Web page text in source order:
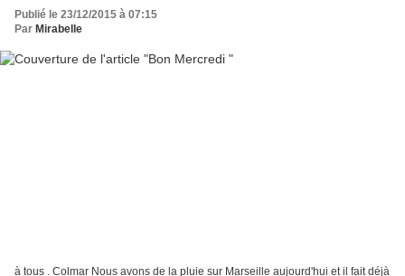
Publié le 23/12/2015 à 07:15
Par Mirabelle
à tous . Colmar Nous avons de la pluie sur Marseille aujourd'hui et il fait déjà